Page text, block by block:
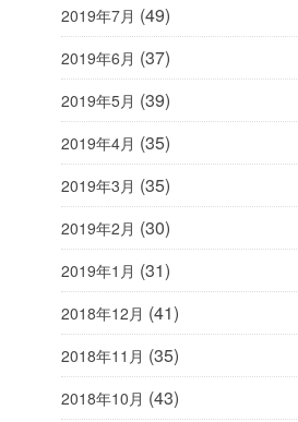
2019年7月 (49)
2019年6月 (37)
2019年5月 (39)
2019年4月 (35)
2019年3月 (35)
2019年2月 (30)
2019年1月 (31)
2018年12月 (41)
2018年11月 (35)
2018年10月 (43)